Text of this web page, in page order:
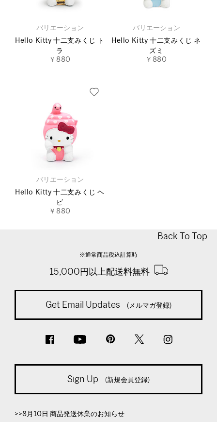
バリエーション
Hello Kitty 十二支みくじ ト
ラ
￥880
バリエーション
Hello Kitty 十二支みくじ ネ
ズミ
￥880
バリエーション
Hello Kitty 十二支みくじ ヘ
ビ
￥880
Back To Top
※通常商品税込計算時
15,000円以上配送料無料
Get Email Updates (メルマガ登録)
Sign Up (新規会員登録)
>>8月10日 商品発送休業のお知らせ